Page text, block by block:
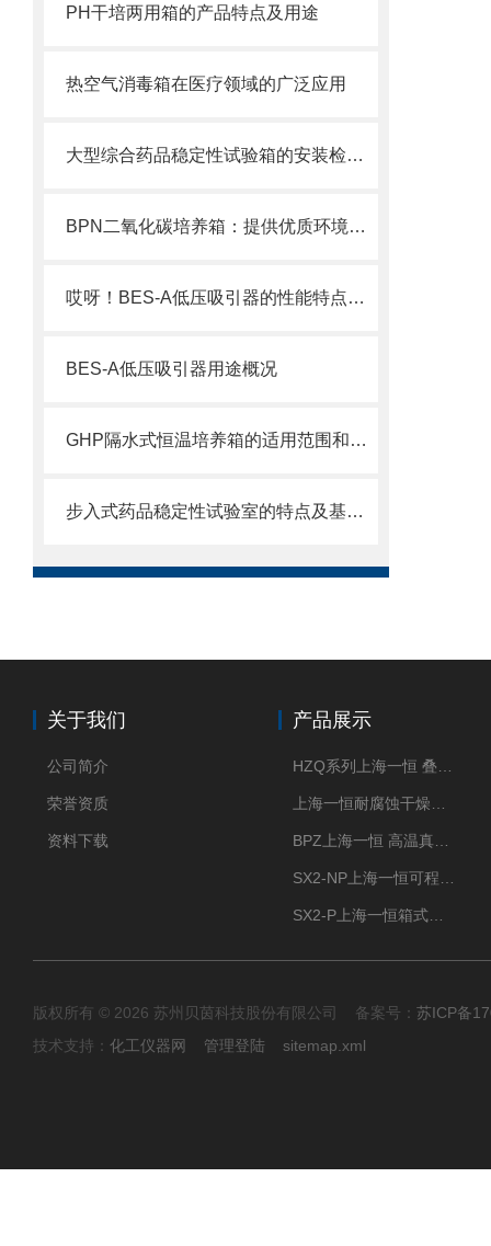
PH干培两用箱的产品特点及用途
热空气消毒箱在医疗领域的广泛应用
大型综合药品稳定性试验箱的安装检查和操作步骤是怎么样的
BPN二氧化碳培养箱：提供优质环境促进微生物研究
哎呀！BES-A低压吸引器的性能特点那么多
BES-A低压吸引器用途概况
GHP隔水式恒温培养箱的适用范围和结构特点
步入式药品稳定性试验室的特点及基本要求
关于我们
公司简介
荣誉资质
资料下载
产品展示
版权所有 © 2026 苏州贝茵科技股份有限公司 备案号： 苏ICP备
技术支持： 化工仪器网 管理登陆 sitemap.xml